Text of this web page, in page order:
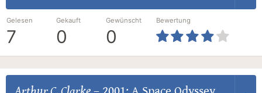
Gelesen
7
Gekauft
0
Gewünscht
0
Bewertung